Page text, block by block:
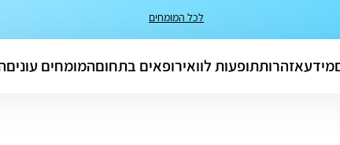
לכל המומחים
מידעאזהרותתופעות לוואירופאים בתחוםהמומחים עונים